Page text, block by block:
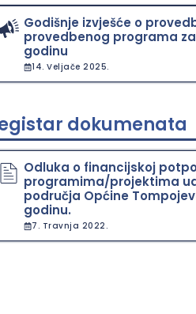
Godišnje izvješće o
provedbenog programa
godinu
14. Veljače 2025.
dokumenata
Odluka o financijskoj
programima/projektima
područja Općine
godinu.
7. Travnja 2022.